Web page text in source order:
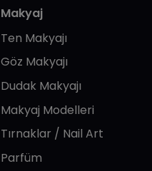
Makyaj
Ten Makyajı
Göz Makyajı
Dudak Makyajı
Makyaj Modelleri
Tırnaklar / Nail Art
Parfüm